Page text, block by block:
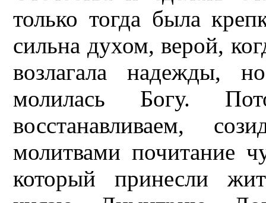
только тогда была
сильна духом, верой,
возлагала надежды,
молилась Богу.
восстанавливаем,
молитвами почитание
который принесли